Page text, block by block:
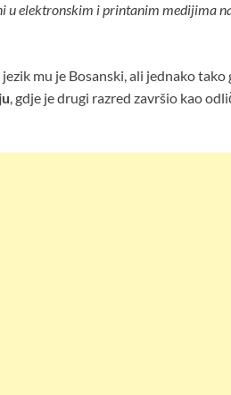
u elektronskim i printanim medijima
mu je Bosanski, ali jednako
, gdje je drugi razred završio kao